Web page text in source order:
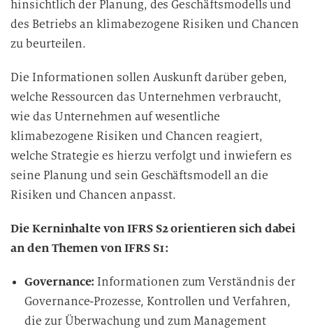
hinsichtlich der Planung, des Geschäftsmodells und
des Betriebs an klimabezogene Risiken und Chancen
zu beurteilen.
Die Informationen sollen Auskunft darüber geben,
welche Ressourcen das Unternehmen verbraucht,
wie das Unternehmen auf wesentliche
klimabezogene Risiken und Chancen reagiert,
welche Strategie es hierzu verfolgt und inwiefern es
seine Planung und sein Geschäftsmodell an die
Risiken und Chancen anpasst.
Die Kerninhalte von IFRS S2 orientieren sich dabei
an den Themen von IFRS S1:
Governance: Informationen zum Verständnis der
Governance-Prozesse, Kontrollen und Verfahren,
die zur Überwachung und zum Management